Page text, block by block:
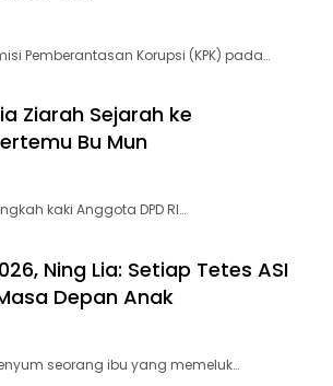
Pemberantasan Korupsi (KPK) pada…
Ziarah Sejarah ke
Bu Mun
kaki Anggota DPD RI…
Ning Lia: Setiap Tetes ASI
Depan Anak
Senyum seorang ibu yang memeluk…